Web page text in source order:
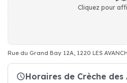
Cliquez pour
Rue du Grand Bay 12A, 1220 LES
Horaires de Crèche des